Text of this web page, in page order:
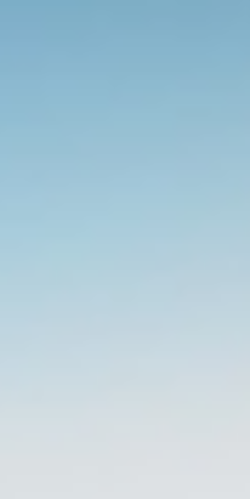
und sichern Sie